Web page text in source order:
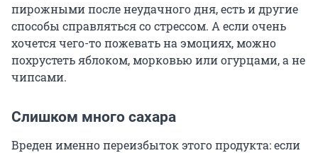
пирожными после неудачного дня, есть и другие
способы справляться со стрессом. А если очень
хочется чего-то пожевать на эмоциях, можно
похрустеть яблоком, морковью или огурцами, а не
чипсами.
Слишком много сахара
Вреден именно переизбыток этого продукта: если